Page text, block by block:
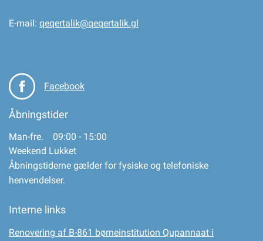
E-mail: qeqertalik@qeqertalik.gl
Facebook
Åbningstider
Man-fre. 09:00 - 15:00
Weekend Lukket
Åbningstiderne gælder for fysiske og telefoniske
henvendelser.
Interne links
Renovering af B-861 børneinstitution Qupannaat i